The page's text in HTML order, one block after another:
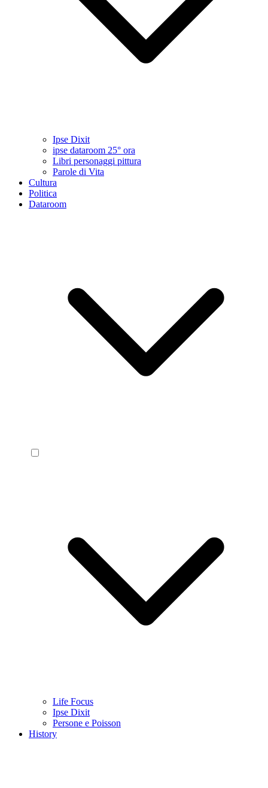
Ipse Dixit
ipse dataroom 25° ora
Libri personaggi pittura
Parole di Vita
Cultura
Politica
Dataroom
Life Focus
Ipse Dixit
Persone e Poisson
History